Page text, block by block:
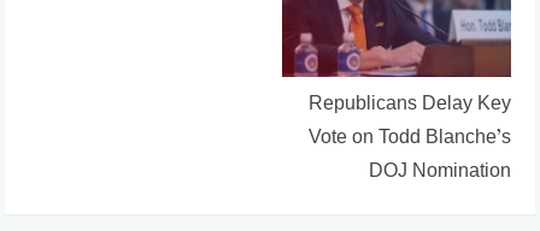
Republicans Delay Key
Vote on Todd Blanche’s
DOJ Nomination